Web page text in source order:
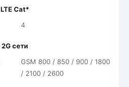
LTE Cat*
4
2G сети
GSM 800 / 850 / 900 / 1800
/ 2100 / 2600